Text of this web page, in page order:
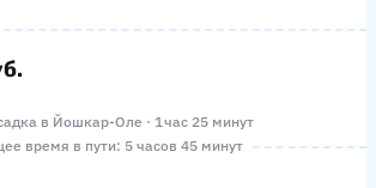
в Йошкар-Оле · 1 час 25 минут
время в пути: 5 часов 45 минут